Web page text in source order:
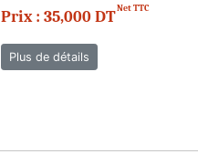
Prix : 35,000 DTNet TTC
Plus de détails